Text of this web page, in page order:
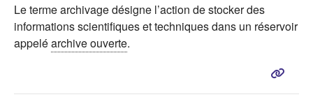
Le terme archivage désigne l’action de stocker des
informations scientifiques et techniques dans un réservoir
appeléarchive ouverte.